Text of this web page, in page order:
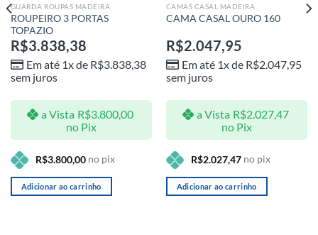
GUARDA ROUPAS MADEIRA
ROUPEIRO 3 PORTAS
TOPAZIO
R$3.838,38
Em até 1x de R$3.838,38
sem juros
a Vista R$3.800,00
no Pix
R$3.800,00no pix
Adicionar ao carrinho
CAMAS CASAL MADEIRA
CAMA CASAL OURO 160
R$2.047,95
Em até 1x de R$2.047,95
sem juros
a Vista R$2.027,47
no Pix
R$2.027,47no pix
Adicionar ao carrinho